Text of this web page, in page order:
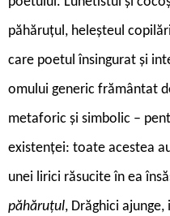
păhăruțul, heleșteul
care poetul însingurat și
omului generic frământat
metaforic și simbolic –
existenței: toate acestea
unei lirici răsucite în ea
păhăruțul, Drăghici